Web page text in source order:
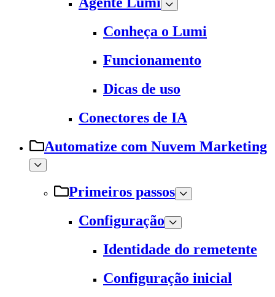
Conheça o Lumi
Funcionamento
Dicas de uso
Conectores de IA
Automatize com Nuvem Marketing
Primeiros passos
Configuração
Identidade do remetente
Configuração inicial